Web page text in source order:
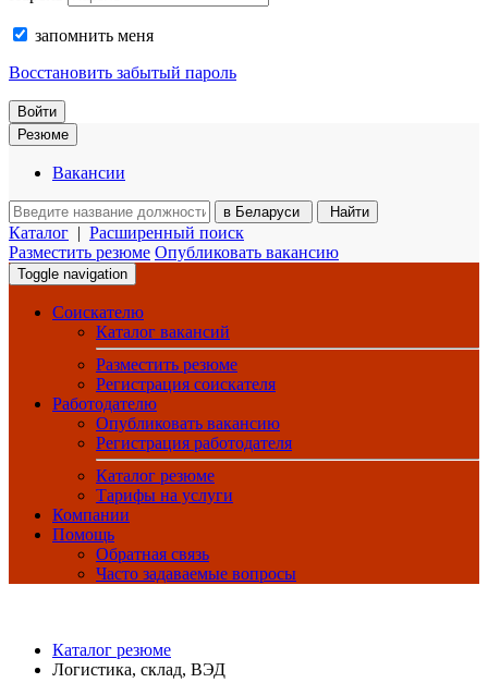
запомнить меня
Восстановить забытый пароль
Войти
Резюме
Вакансии
в Беларуси Найти
Каталог | Расширенный поиск
Разместить резюме Опубликовать вакансию
Toggle navigation
Соискателю
Каталог вакансий
Разместить резюме
Регистрация соискателя
Работодателю
Опубликовать вакансию
Регистрация работодателя
Каталог резюме
Тарифы на услуги
Компании
Помощь
Обратная связь
Часто задаваемые вопросы
Каталог резюме
Логистика, склад, ВЭД